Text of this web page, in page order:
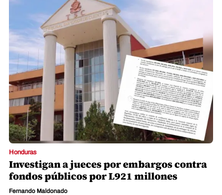
Honduras
Investigan a jueces por embargos contra
fondos públicos por L921 millones
Fernando Maldonado